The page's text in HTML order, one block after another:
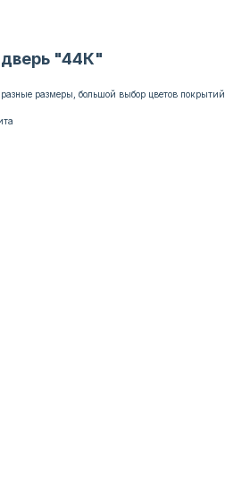
"44К"
размеры, большой выбор цветов покрытий